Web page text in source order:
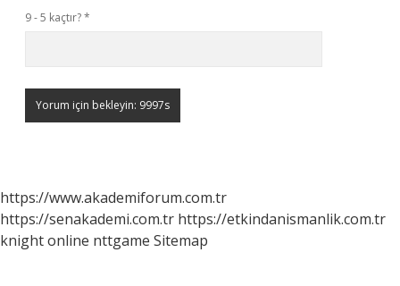
9 - 5 kaçtır?*
https://www.akademiforum.com.tr
https://senakademi.com.tr https://etkindanismanlik.com.tr
knight online nttgame Sitemap